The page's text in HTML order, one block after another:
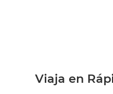
Viaja en